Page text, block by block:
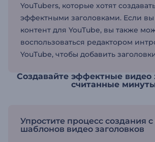
YouTubers, которые хотят
эффектными заголовками. Если вы
контент для YouTube, вы также
воспользоваться редактором
YouTube, чтобы добавить
Создавайте эффектные видео
считанные
Упростите процесс создания
шаблонов видео заголовков